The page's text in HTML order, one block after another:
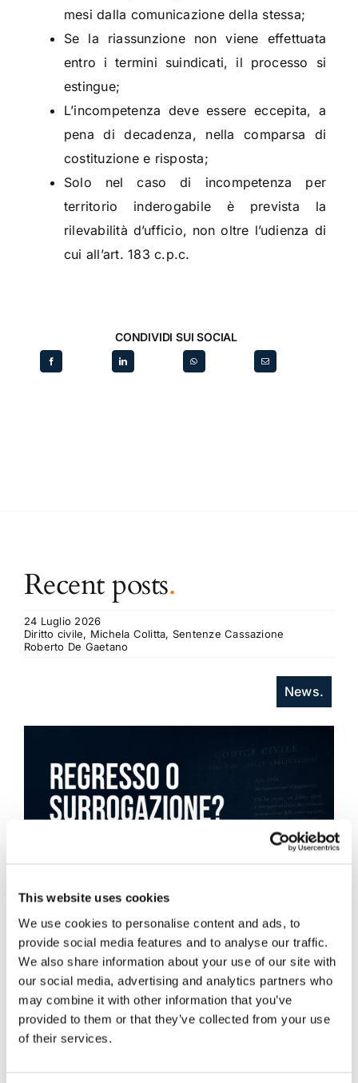
This website uses cookies
We use cookies to personalise content and ads, to
provide social media features and to analyse our traffic.
We also share information about your use of our site with
our social media, advertising and analytics partners who
may combine it with other information that you’ve
provided to them or that they’ve collected from your use
of their services.
mesi dalla comunicazione della stessa;
Se la riassunzione non viene effettuata
entro i termini suindicati, il processo si
estingue;
L’incompetenza deve essere eccepita, a
pena di decadenza, nella comparsa di
costituzione e risposta;
Solo nel caso di incompetenza per
territorio inderogabile è prevista la
rilevabilità d’ufficio, non oltre l’udienza di
cui all’art. 183 c.p.c.
CONDIVIDI SUI SOCIAL
Recent posts.
24 Luglio 2026
Diritto civile, Michela Colitta, Sentenze Cassazione
Roberto De Gaetano
News.